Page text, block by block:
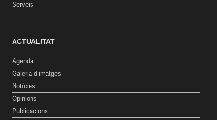
Serveis
ACTUALITAT
Agenda
Galeria d’imatges
Notícies
Opinions
Publicacions